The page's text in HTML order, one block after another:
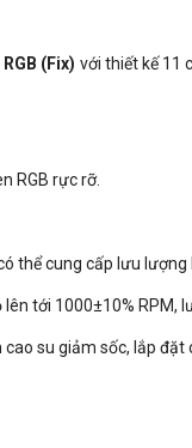
(Fix) với thiết kế 11
RGB rực rỡ.
thể cung cấp lưu
tới 1000±10% RPM,
su giảm sốc, lắp đặt